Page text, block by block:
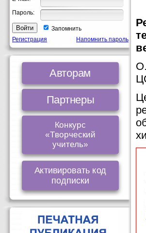
Пароль:
Запомнить
Регистрация
Напомнить пароль
Авторам
Партнеры
Конкурс
«Творческий
учитель»
Активировать код
подписки